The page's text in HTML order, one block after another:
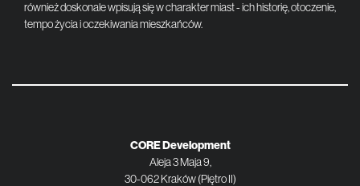
również doskonale wpisują się w charakter miast - ich historię, otoczenie,
tempo życia i oczekiwania mieszkańców.
CORE Development
Aleja 3 Maja 9,
30-062 Kraków (Piętro II)